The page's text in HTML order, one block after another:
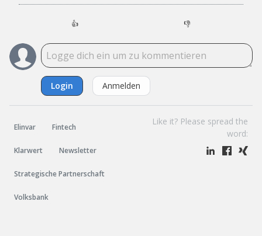
👍 👎
Login Anmelden
Elinvar Fintech
Klarwert Newsletter
Strategische Partnerschaft
Volksbank
Like it? Please spread the
word: